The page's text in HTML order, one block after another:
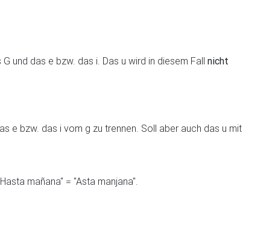
und das e bzw. das i. Das u wird in diesem Fall nicht
e bzw. das i vom g zu trennen. Soll aber auch das u mit
mañana" = "Asta manjana".